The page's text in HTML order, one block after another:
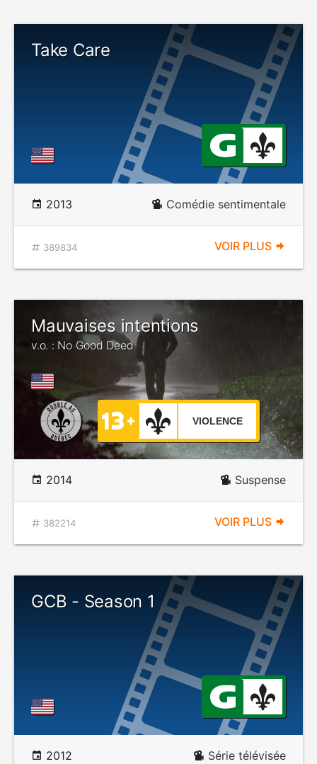
Take Care
2013 Comédie sentimentale
389834 VOIR PLUS
Mauvaises intentions
v.o. : No Good Deed
VIOLENCE
2014 Suspense
382214 VOIR PLUS
GCB - Season 1
2012 Série télévisée